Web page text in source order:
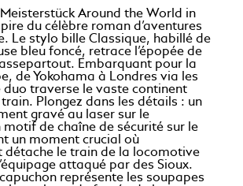
Around the World in
du célèbre roman d’aventures
Le stylo bille Classique, habillé de
bleu foncé, retrace l’épopée de
Embarquant pour la
de Yokohama à Londres via les
duo traverse le vaste continent
Plongez dans les détails : un
gravé au laser sur le
motif de chaîne de sécurité sur le
un moment crucial où
détache le train de la locomotive
attaqué par des Sioux.
représente les soupapes